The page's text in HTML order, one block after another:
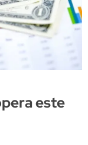
este